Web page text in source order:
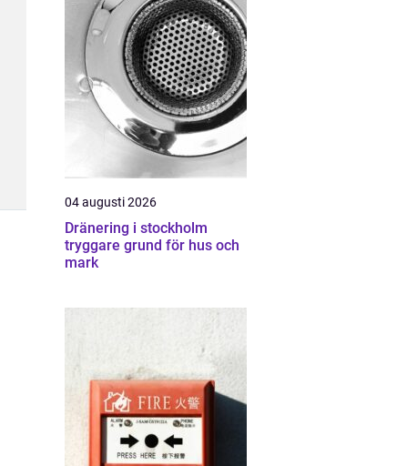
04 augusti 2026
Dränering i stockholm
tryggare grund för hus och
mark